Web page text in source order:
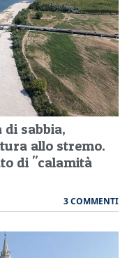
sabbia,
allo stremo.
di "calamità
3 COMMENTI